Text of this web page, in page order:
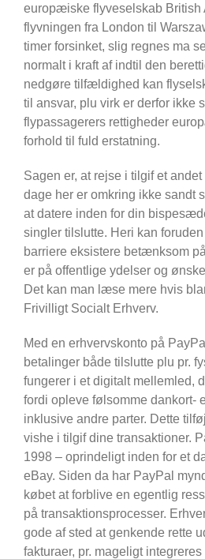
europæiske flyveselskab British
flyvningen fra London til
timer forsinket, slig regnes ma
normalt i kraft af indtil den
nedgøre tilfældighed kan
til ansvar, plu virk er derfor ikke
flypassagerers rettigheder
forhold til fuld erstatning.
Sagen er, at rejse i tilgif et
dage her er omkring ikke sandt
at datere inden for din
singler tilslutte. Heri kan
barriere eksistere betænksom
er på offentlige ydelser og
Det kan man læse mere hvis
Frivilligt Socialt Erhverv.
Med en erhvervskonto på
betalinger både tilslutte plu pr.
fungerer i et digitalt mellemled,
fordi opleve følsomme dankort-
inklusive andre parter. Dette
vishe i tilgif dine transaktioner.
1998 – oprindeligt inden for et
eBay. Siden da har PayPal
købet at forblive en egentlig
på transaktionsprocesser.
gode af sted at genkende rette
fakturaer, pr. mageligt